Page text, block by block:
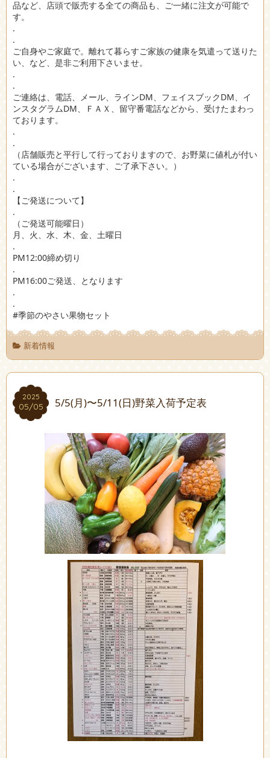
品など、店頭で販売する全ての商品も、ご一緒に注文が可能で
す。
.
.
ご自身やご家庭で。離れて暮らすご家族の健康を気遣って送りた
い、など、是非ご利用下さいませ。
.
.
ご連絡は、電話、メール、ラインDM、フェイスブックDM、イ
ンスタグラムDM、ＦＡＸ、留守番電話などから、受けたまわっ
ております。
.
.
（店舗販売と平行して行っておりますので、お野菜に値札が付い
ている場合がございます、ご了承下さい。）
.
.
【ご発送について】
.
（ご発送可能曜日）
月、火、水、木、金、土曜日
.
PM12:00締め切り
.
PM16:00ご発送、となります
.
.
#季節のやさい果物セット
新着情報
2025
05/05
2025
05/05 5/5(月)〜5/11(日)野菜入荷予定表